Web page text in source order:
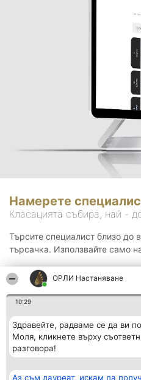
ОРЛИ Настаняване
10:29
Здравейте, радваме се да ви
Моля, кликнете върху
разговора!
Аз съм лауреат, искам да
Намерете
Класацията събира, най -
Търсите специалист близо до
търсачка. Използвайте само
Организатор на